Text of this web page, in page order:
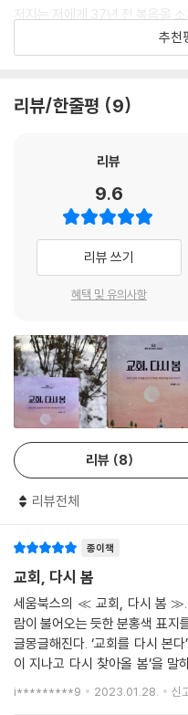
로, 수시로 마주하는 다양한 어
의 이야기와 소소하지만 결코 소
고 있습니다. 따라서 이 책은 아
들에게 공감과 위로를 줄 수 있습
1장 “아름다운 교회를 꿈꾸다”
스럽게 신앙생활을 하다가, 하나
련의 과정을 마친 후, 감격스러
과정을 다루고 있습니다. 2장 “
없이 교회 건축을 진행하면서 수
두다”에서는 교회 건축을 마치고
모를 갖추어 가면서 소중한 열매
슴 아픈 눈물을 흘리다”에서는
의 사건들을 소개하고 있습니다.
랑하는 교회에 대한 고민과 성찰
적 가치들을 다양한 이야기로 풀
현재 조국 땅의 교회들이 봄의
의 코로나 팬데믹의 여파는 한국
인 감소 추세를 보이고 있습니다.
고 있고, 존립이 어려워 문을 닫
하고 노력해도 성장하지 않는 교
암담할 수밖에 없습니다. 그러나
아야 합니다. 교회의 머리이신
다.
저자는 저에게 37년 전 복음을
직도 그때의 심정을 가슴에 담고
하는, 교회의 봄날을 꿈꾸는 목
다. 가슴을 숨 쉬게 합니다.
다. 나보다 항상 먼저 일하고 계
시는 하나님의 손입니다. 보이지
재춘 목사님의 눈물의 글에 나타
교회의 살아 있는 현장으로 여러
- 김원정 (목사, 우리꿈교회)
저자는 교활해지는 세상에서 지
성을 소유하고 있습니다. 그런 그
담긴 맑은 향기에 취하게 될 것입
에, 우리의 영혼을 잔잔히 적셔 줄
며, 책을 읽고 나면 주님의 몸 된
입니다.
- 김형윤 (목사, 침례교 해외선교회 세
(載春)’이라는 이름이 봄의 희망
차가운 겨울을 이겨 내고 따스한
랑하는 봄의 마음을 느낄 수 있
로 사랑한 그 손길은 예수님을
들도 저자를 통해 전해지는 따스
확신합니다.
- 남병습 (목사, 한국침례신학대학교
추천
리뷰/한줄평 9
리뷰
9.6
리뷰 쓰기
혜택 및 유의사항
리뷰 8
리뷰전체
종이책
교회, 다시 봄
세움북스의 ≪ 교회, 다시 봄 ≫.
람이 불어오는 듯한 분홍색 표지
글몽글해진다. ‘교회를 다시 본
이 지나고 다시 찾아올 봄’을 말
시선을 사로잡았다. 이 책은 “동네 교회 이야기 시리즈”
i*********9 2023.01.28. 신